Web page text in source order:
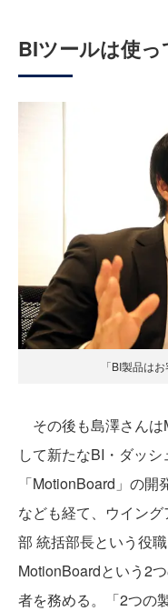
BIツールは使
「BI製品は
その後も島澤さんは
して新たなBI・ダッシ
「MotionBoard」の
なども経て、ウイン
部 統括部長という役
MotionBoardという2
者を務める。「2つの